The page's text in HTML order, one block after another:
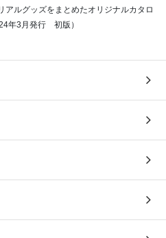
アルグッズをまとめたオリジナルカタロ
年3月発行 初版）